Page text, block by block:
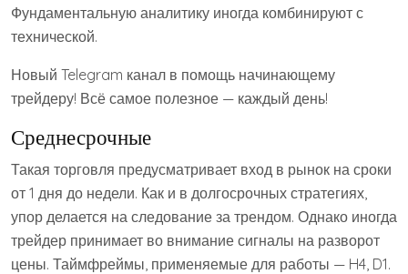
Фундаментальную аналитику иногда комбинируют с
технической.
Новый Telegram канал в помощь начинающему
трейдеру! Всё самое полезное — каждый день!
Среднесрочные
Такая торговля предусматривает вход в рынок на сроки
от 1 дня до недели. Как и в долгосрочных стратегиях,
упор делается на следование за трендом. Однако иногда
трейдер принимает во внимание сигналы на разворот
цены. Таймфреймы, применяемые для работы — H4, D1.